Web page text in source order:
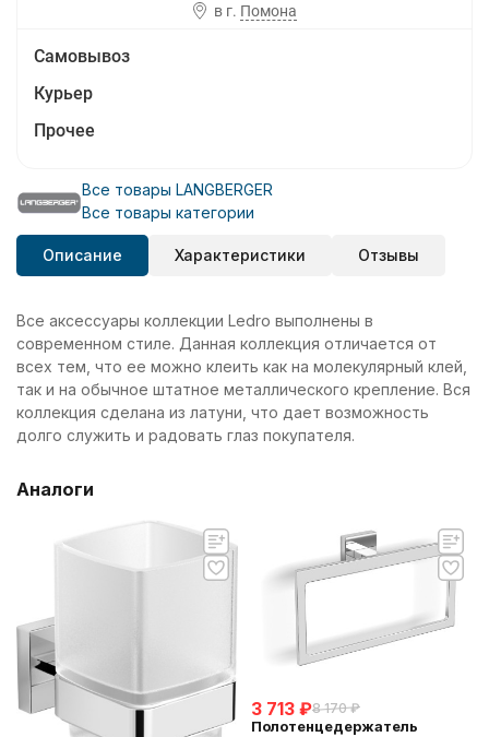
в г. Помона
Самовывоз
Курьер
Прочее
Все товары LANGBERGER
Все товары категории
Описание Характеристики Отзывы
Все аксессуары коллекции Ledro выполнены в
современном стиле. Данная коллекция отличается от
всех тем, что ее можно клеить как на молекулярный клей,
так и на обычное штатное металлического крепление. Вся
коллекция сделана из латуни, что дает возможность
долго служить и радовать глаз покупателя.
Аналоги
3 713 ₽8 170 ₽
Полотенцедержатель